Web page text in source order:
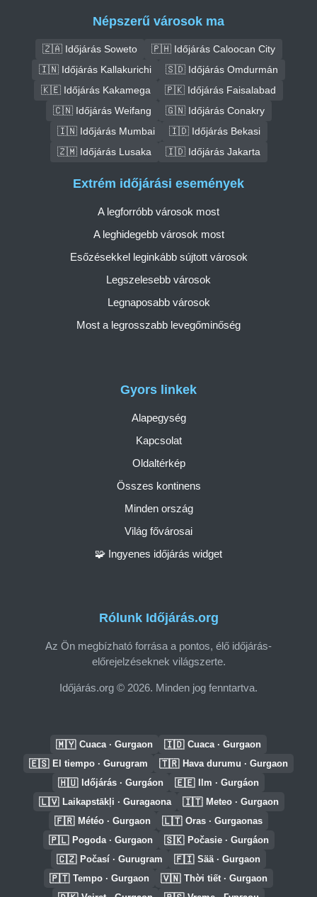
Népszerű városok ma
🇿🇦 Időjárás Soweto
🇵🇭 Időjárás Caloocan City
🇮🇳 Időjárás Kallakurichi
🇸🇩 Időjárás Omdurmán
🇰🇪 Időjárás Kakamega
🇵🇰 Időjárás Faisalabad
🇨🇳 Időjárás Weifang
🇬🇳 Időjárás Conakry
🇮🇳 Időjárás Mumbai
🇮🇩 Időjárás Bekasi
🇿🇲 Időjárás Lusaka
🇮🇩 Időjárás Jakarta
Rólunk Időjárás.org
Az Ön megbízható forrása a pontos, élő időjárás-
előrejelzéseknek világszerte.
Időjárás.org © 2026. Minden jog fenntartva.
Gyors linkek
Alapegység
Kapcsolat
Oldaltérkép
Összes kontinens
Minden ország
Világ fővárosai
🧩 Ingyenes időjárás widget
Extrém időjárási események
A legforróbb városok most
A leghidegebb városok most
Esőzésekkel leginkább sújtott városok
Legszelesebb városok
Legnaposabb városok
Most a legrosszabb levegőminőség
🇲🇾 Cuaca · Gurgaon 🇮🇩 Cuaca · Gurgaon
🇪🇸 El tiempo · Gurugram 🇹🇷 Hava durumu · Gurgaon
🇭🇺 Időjárás · Gurgáon 🇪🇪 Ilm · Gurgáon
🇱🇻 Laikapstākļi · Guragaona 🇮🇹 Meteo · Gurgaon
🇫🇷 Météo · Gurgaon 🇱🇹 Oras · Gurgaonas
🇵🇱 Pogoda · Gurgaon 🇸🇰 Počasie · Gurgáon
🇨🇿 Počasí · Gurugram 🇫🇮 Sää · Gurgaon
🇵🇹 Tempo · Gurgaon 🇻🇳 Thời tiết · Gurgaon